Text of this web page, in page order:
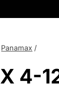
Panamax /
4-